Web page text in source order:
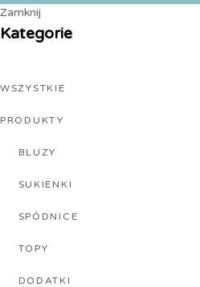
Zamknij
Kategorie
WSZYSTKIE
PRODUKTY
BLUZY
SUKIENKI
SPÓDNICE
TOPY
DODATKI